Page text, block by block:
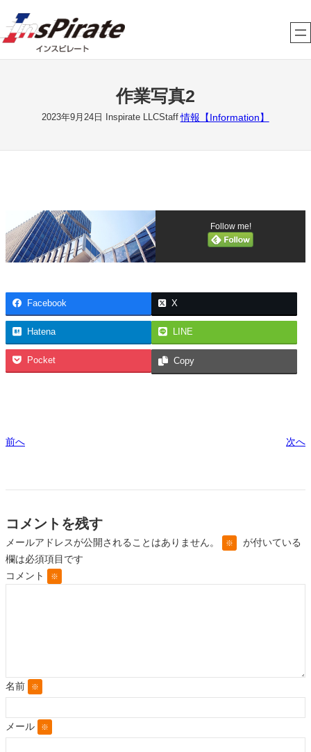
容
を
作業写真2
2023年9月24日 Inspirate LLCStaff 情報【Information】
Follow me!
Facebook X
Hatena LINE
Pocket Copy
前へ 次へ
コメントを残す
メールアドレスが公開されることはありません。 ※
が付いている
欄は必須項目です
コメント
※
名前 ※
メール ※